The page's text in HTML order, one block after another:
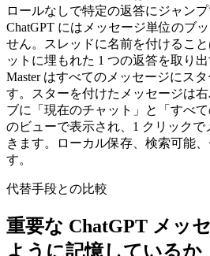
ロールなしで特定の返答にジャン
ChatGPT にはメッセージ単位のブ
せん。スレッドに名前を付けるこ
ットに埋もれた 1 つの返答を取り
Master はすべてのメッセージにス
す。スターを付けたメッセージは
ブに「現在のチャット」と「すべ
のビューで表示され、1 クリック
きます。ローカル保存、検索可能
す。
代替手段との比較
重要な ChatGPT メッ
ように記憶しているか